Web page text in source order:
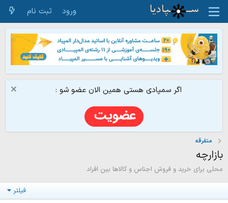
ورود ثبت نام
اگر سمپادی هستی همین الان عضو شو :
متفرقه
بازارچه
محلی برای خرید و فروش اجناس و کالاها بین افراد
فیلتر